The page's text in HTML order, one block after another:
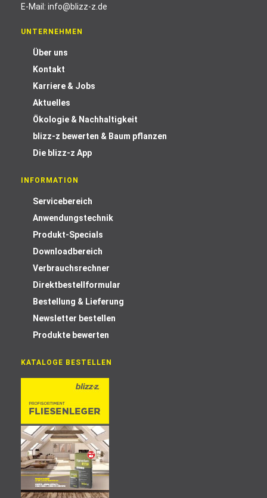
E-Mail: info@blizz-z.de
UNTERNEHMEN
Über uns
Kontakt
Karriere & Jobs
Aktuelles
Ökologie & Nachhaltigkeit
blizz-z bewerten & Baum pflanzen
Die blizz-z App
INFORMATION
Servicebereich
Anwendungstechnik
Produkt-Specials
Downloadbereich
Verbrauchsrechner
Direktbestellformular
Bestellung & Lieferung
Newsletter bestellen
Produkte bewerten
KATALOGE BESTELLEN